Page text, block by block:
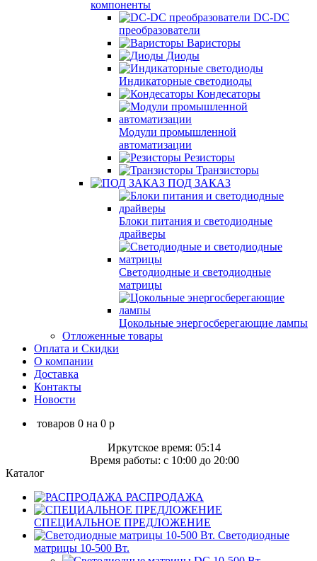
компоненты
DC-DC
преобразователи
Варисторы
Диоды
Индикаторные светодиоды
Кондесаторы
Модули промышленной
автоматизации
Резисторы
Транзисторы
ПОД ЗАКАЗ
Блоки питания и светодиодные
драйверы
Светодиодные и светодиодные
матрицы
Цокольные энергосберегающие лампы
Отложенные товары
Оплата и Скидки
О компании
Доставка
Контакты
Новости
товаров 0 на 0 p
Иркутское время: 05:14
Время работы: c 10:00 до 20:00
Каталог
РАСПРОДАЖА
СПЕЦИАЛЬНОЕ ПРЕДЛОЖЕНИЕ
Светодиодные
матрицы 10-500 Вт.